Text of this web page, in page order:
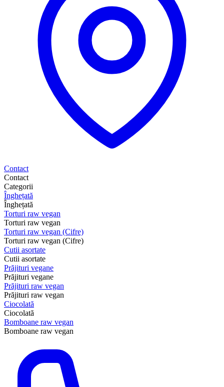
Contact
Contact
Categorii
Înghețată
Înghețată
Torturi raw vegan
Torturi raw vegan
Torturi raw vegan (Cifre)
Torturi raw vegan (Cifre)
Cutii asortate
Cutii asortate
Prăjituri vegane
Prăjituri vegane
Prăjituri raw vegan
Prăjituri raw vegan
Ciocolată
Ciocolată
Bomboane raw vegan
Bomboane raw vegan